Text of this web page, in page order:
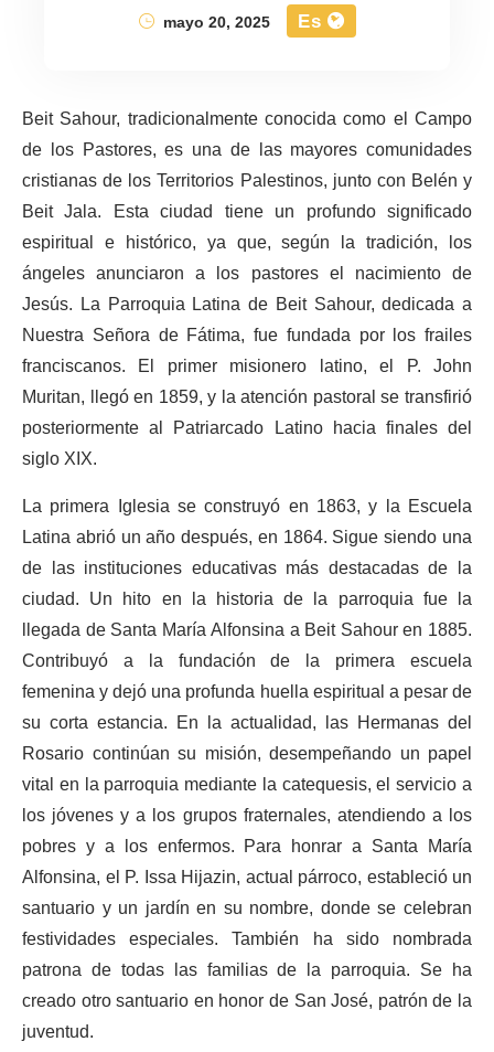
mayo 20, 2025
Es
Beit Sahour, tradicionalmente conocida como el Campo
de los Pastores, es una de las mayores comunidades
cristianas de los Territorios Palestinos, junto con Belén y
Beit Jala. Esta ciudad tiene un profundo significado
espiritual e histórico, ya que, según la tradición, los
ángeles anunciaron a los pastores el nacimiento de
Jesús. La Parroquia Latina de Beit Sahour, dedicada a
Nuestra Señora de Fátima, fue fundada por los frailes
franciscanos. El primer misionero latino, el P. John
Muritan, llegó en 1859, y la atención pastoral se transfirió
posteriormente al Patriarcado Latino hacia finales del
siglo XIX.
La primera Iglesia se construyó en 1863, y la Escuela
Latina abrió un año después, en 1864. Sigue siendo una
de las instituciones educativas más destacadas de la
ciudad. Un hito en la historia de la parroquia fue la
llegada de Santa María Alfonsina a Beit Sahour en 1885.
Contribuyó a la fundación de la primera escuela
femenina y dejó una profunda huella espiritual a pesar de
su corta estancia. En la actualidad, las Hermanas del
Rosario continúan su misión, desempeñando un papel
vital en la parroquia mediante la catequesis, el servicio a
los jóvenes y a los grupos fraternales, atendiendo a los
pobres y a los enfermos. Para honrar a Santa María
Alfonsina, el P. Issa Hijazin, actual párroco, estableció un
santuario y un jardín en su nombre, donde se celebran
festividades especiales. También ha sido nombrada
patrona de todas las familias de la parroquia. Se ha
creado otro santuario en honor de San José, patrón de la
juventud.